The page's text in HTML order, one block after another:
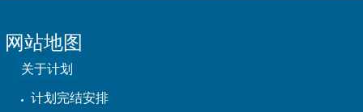
网站地图
关于计划
计划完结安排